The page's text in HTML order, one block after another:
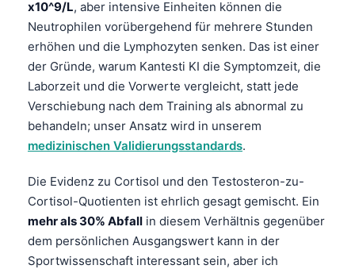
x10^9/L, aber intensive Einheiten können die
Neutrophilen vorübergehend für mehrere Stunden
erhöhen und die Lymphozyten senken. Das ist einer
der Gründe, warum Kantesti KI die Symptomzeit, die
Laborzeit und die Vorwerte vergleicht, statt jede
Verschiebung nach dem Training als abnormal zu
behandeln; unser Ansatz wird in unserem
medizinischen Validierungsstandards.
Die Evidenz zu Cortisol und den Testosteron-zu-
Cortisol-Quotienten ist ehrlich gesagt gemischt. Ein
mehr als 30% Abfall in diesem Verhältnis gegenüber
dem persönlichen Ausgangswert kann in der
Sportwissenschaft interessant sein, aber ich
Íslenska
Српски језик
Svenska
Bosanski
Azərbaycan dili
Eesti
Čeština
ქართული
Русский